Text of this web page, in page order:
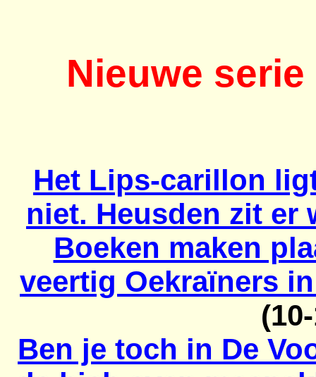
Nieuwe
Het Lips-carillon
niet. Heusden zit er
Boeken maken
veertig Oekraïners
Ben je toch in De